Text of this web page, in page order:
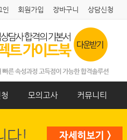
회원가입 장바구니 상담신청
모의고사 커뮤니티